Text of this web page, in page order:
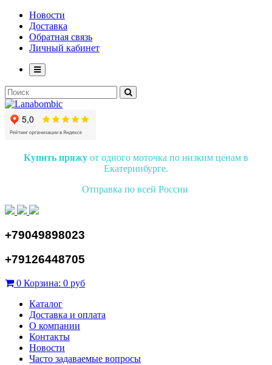
Новости
Доставка
Обратная связь
Личный кабинет
Купить пряжу от одного моточка по низким ценам в
Екатеринбурге.
Отправка по всей России
+79049898023
+79126448705
0 Корзина: 0 руб
Каталог
Доставка и оплата
О компании
Контакты
Новости
Часто задаваемые вопросы